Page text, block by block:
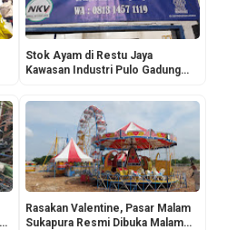
Stok Ayam di Restu Jaya
Kawasan Industri Pulo Gadung
Luar Daerah Mulai Lancar
Rasakan Valentine, Pasar Malam
Sukapura Resmi Dibuka Malam